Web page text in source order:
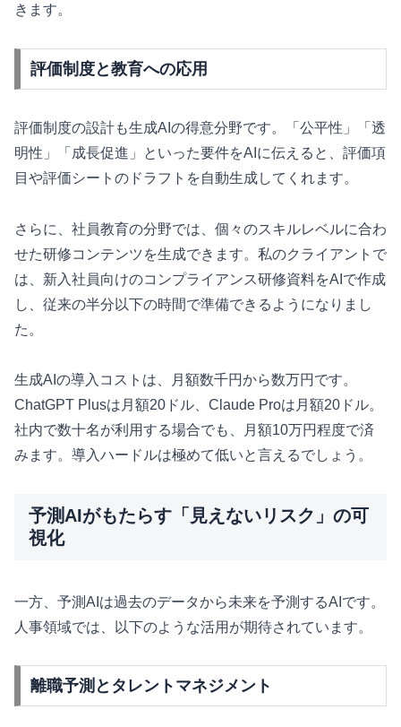
きます。
評価制度と教育への応用
評価制度の設計も生成AIの得意分野です。「公平性」「透
明性」「成長促進」といった要件をAIに伝えると、評価項
目や評価シートのドラフトを自動生成してくれます。
さらに、社員教育の分野では、個々のスキルレベルに合わ
せた研修コンテンツを生成できます。私のクライアントで
は、新入社員向けのコンプライアンス研修資料をAIで作成
し、従来の半分以下の時間で準備できるようになりまし
た。
生成AIの導入コストは、月額数千円から数万円です。
ChatGPT Plusは月額20ドル、Claude Proは月額20ドル。
社内で数十名が利用する場合でも、月額10万円程度で済
みます。導入ハードルは極めて低いと言えるでしょう。
予測AIがもたらす「見えないリスク」の可
視化
一方、予測AIは過去のデータから未来を予測するAIです。
人事領域では、以下のような活用が期待されています。
離職予測とタレントマネジメント